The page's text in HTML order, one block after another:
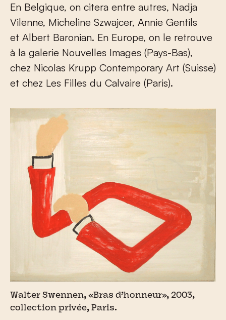
En Belgique, on citera entre autres, Nadja
Vilenne, Micheline Szwajcer, Annie Gentils
et Albert Baronian. En Europe, on le retrouve
à la galerie Nouvelles Images (Pays-Bas),
chez Nicolas Krupp Contemporary Art (Suisse)
et chez Les Filles du Calvaire (Paris).
Walter Swennen, «Bras d’honneur», 2003,
collection privée, Paris.